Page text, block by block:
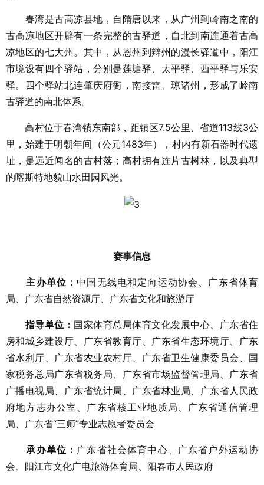
春湾是古高凉县地，自隋唐以来，从广州到岭南之南的
古高凉地区开辟有一条完整的古驿道，自北到南连通着古高
凉地区的七大州。其中，从恩州到辩州的漫长驿道中，阳江
市境设有四个驿站，分别是莲塘驿、太平驿、西平驿与乐安
驿。四个驿站北连肇庆府衙，南接雷、琼诸州，形成了岭南
古驿道的南北体系。
高村位于春湾镇东南部，距镇区7.5公里、省道113线3公
里，始建于明朝年间（公元1483年），村内有新石器时代遗
址，是远近闻名的古村落；高村拥有连片古树林，以及典型
的喀斯特地貌山水田园风光。
赛事信息
主办单位：中国无线电和定向运动协会、广东省体育
局、广东省自然资源厅、广东省文化和旅游厅
指导单位： 国家体育总局体育文化发展中心、广东省住
房和城乡建设厅、广东省教育厅、广东省生态环境厅、广东
省水利厅、广东省农业农村厅、广东省卫生健康委员会、国
家税务总局广东省税务局、广东省市场监督管理局、广东省
广播电视局、广东省统计局、广东省林业局、广东省人民政
府地方志办公室、广东省核工业地质局、广东省通信管理
局、广东省“三师”专业志愿者委员会
承办单位： 广东省社会体育中心、广东省户外运动协
会、阳江市文化广电旅游体育局、阳春市人民政府